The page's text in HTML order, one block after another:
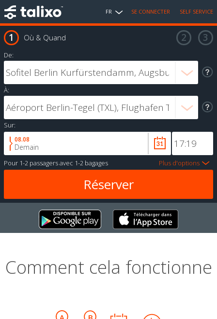
FR SE CONNECTER SELF SERVICE
Où & Quand
De:
À:
Sur:
08.08
Demain
Pour 1-2 passagersavec 1-2 bagages Plus d'options
Comment cela fonctionne